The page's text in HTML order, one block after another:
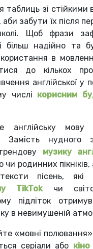
таблиць зі
забути їх після
Щоб фрази
більш надійно та
в
до кількох
англійської у
числі корисним
англійську мову
Замість нудного
музику
чи родинних
пісень, які
TikTokчи
підліток
в невимушеній
«мовні полювання»
серіали або